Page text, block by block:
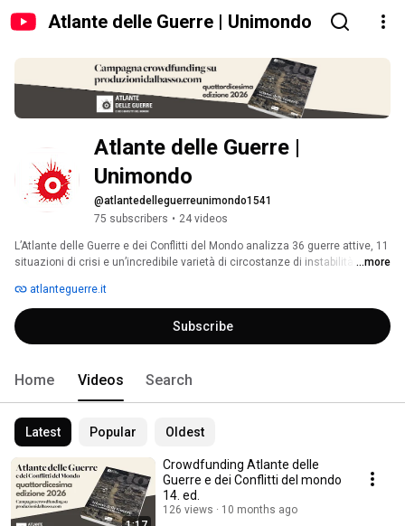
Atlante delle Guerre | Unimondo
Atlante delle Guerre |
Unimondo
@atlantedelleguerreunimondo1541
75 subscribers • 24 videos
L’Atlante delle Guerre e dei Conflitti del Mondo analizza 36 guerre attive, 11
situazioni di crisi e un’incredibile varietà di circostanze di instabilità.
patrimonio culturale ed artistico di tanti Paesi. Gli oltre 40 giornalisti che vi
lavorano si fanno portavoce di quanto accade nel mondo, fotografando
disuguaglianze e frammentazione, dando voce a chi non ha la forza o la
possibilità di farlo altrimenti. L’Atlante nasce per fornire uno strumento
mondo.
...more
atlanteguerre.it
Subscribe
Home Videos Search
Latest Popular Oldest
Crowdfunding Atlante delle
Guerre e dei Conflitti del mondo
14. ed.
126 views 10 months ago